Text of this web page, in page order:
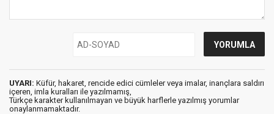
UYARI: Küfür, hakaret, rencide edici cümleler veya imalar, inançlara saldırı
içeren, imla kuralları ile yazılmamış,
Türkçe karakter kullanılmayan ve büyük harflerle yazılmış yorumlar
onaylanmamaktadır.